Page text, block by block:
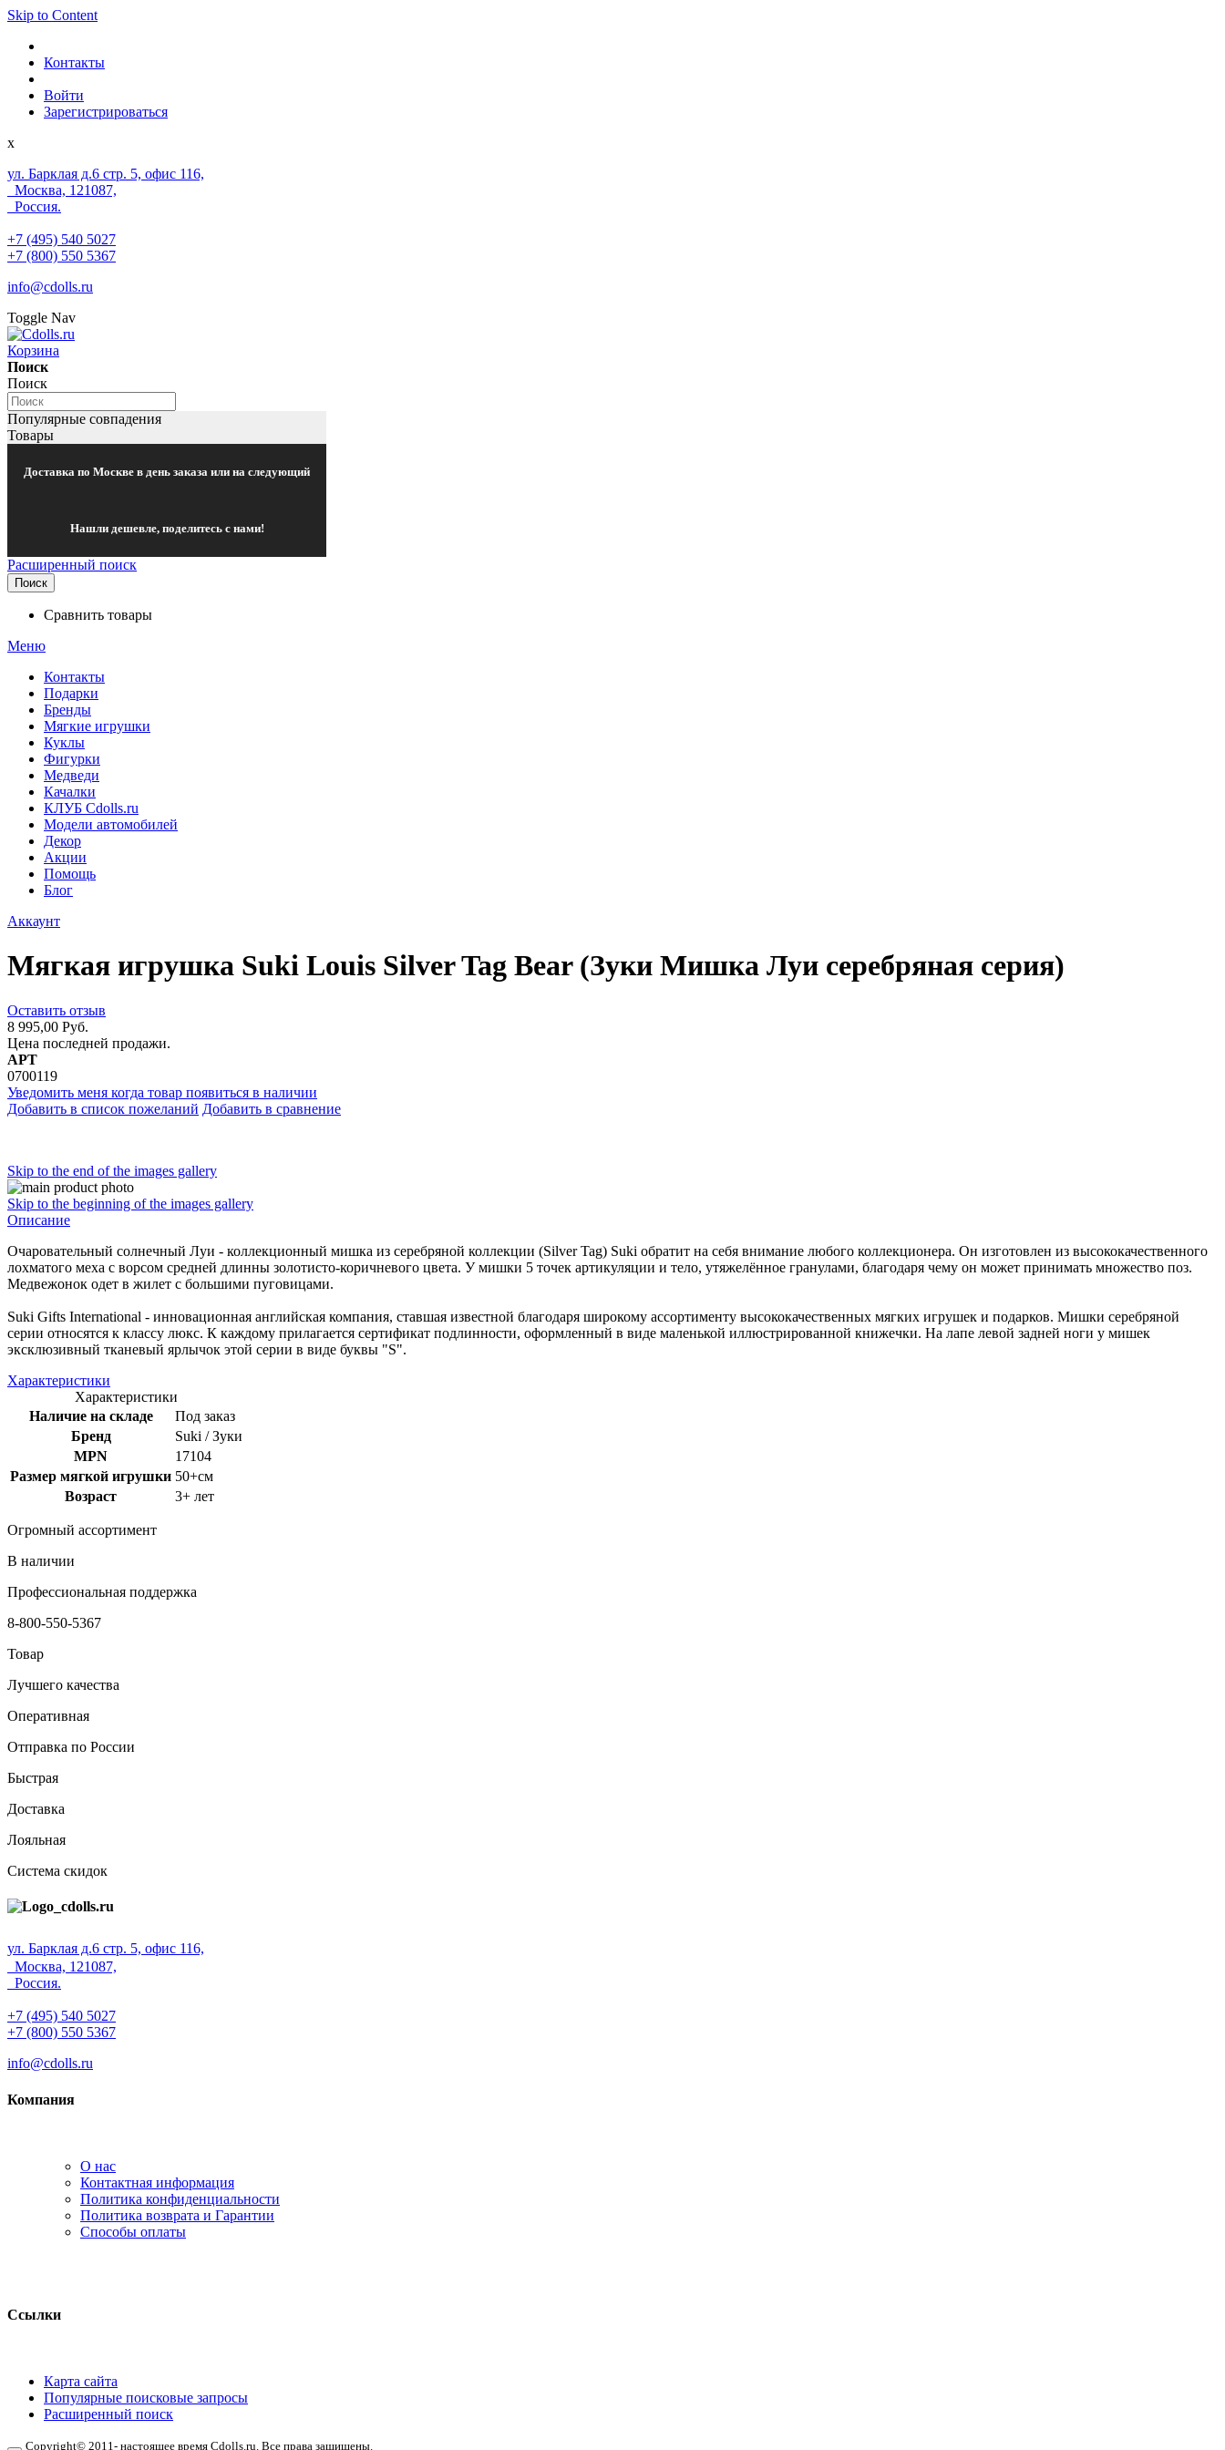
Skip to Content
Контакты
Войти
Зарегистрироваться
x
ул. Барклая д.6 стр. 5, офис 116,
Москва, 121087,
Россия.
+7 (495) 540 5027
+7 (800) 550 5367
info@cdolls.ru
Toggle Nav
Корзина
Поиск
Поиск
Популярные совпадения
Товары
Доставка по Москве в день заказа или на следующий
Нашли дешевле, поделитесь с нами!
Расширенный поиск
Поиск
Сравнить товары
Меню
Контакты
Подарки
Бренды
Мягкие игрушки
Куклы
Фигурки
Медведи
Качалки
КЛУБ Cdolls.ru
Модели автомобилей
Декор
Акции
Помощь
Блог
Аккаунт
Мягкая игрушка Suki Louis Silver Tag Bear (Зуки Мишка Луи серебряная серия)
Оставить отзыв
8 995,00 Руб.
Цена последней продажи.
АРТ
0700119
Уведомить меня когда товар появиться в наличии
Добавить в список пожеланий Добавить в сравнение
Skip to the end of the images gallery
Skip to the beginning of the images gallery
Описание
Очаровательный солнечный Луи - коллекционный мишка из серебряной коллекции (Silver Tag) Suki обратит на себя внимание любого коллекционера. Он изготовлен из высококачественного
лохматого меха с ворсом средней длинны золотисто-коричневого цвета. У мишки 5 точек артикуляции и тело, утяжелённое гранулами, благодаря чему он может принимать множество поз.
Медвежонок одет в жилет с большими пуговицами.
Suki Gifts International - инновационная английская компания, ставшая известной благодаря широкому ассортименту высококачественных мягких игрушек и подарков. Мишки серебряной
серии относятся к классу люкс. К каждому прилагается сертификат подлинности, оформленный в виде маленькой иллюстрированной книжечки. На лапе левой задней ноги у мишек
эксклюзивный тканевый ярлычок этой серии в виде буквы "S".
Характеристики
Характеристики
Наличие на складе
Под заказ
Бренд
Suki / Зуки
MPN
17104
Размер мягкой игрушки 50+см
Возраст
3+ лет
Огромный ассортимент
В наличии
Профессиональная поддержка
8-800-550-5367
Товар
Лучшего качества
Оперативная
Отправка по России
Быстрая
Доставка
Лояльная
Система скидок
ул. Барклая д.6 стр. 5, офис 116,
Москва, 121087,
Россия.
+7 (495) 540 5027
+7 (800) 550 5367
info@cdolls.ru
Компания
О нас
Контактная информация
Политика конфиденциальности
Политика возврата и Гарантии
Способы оплаты
Ссылки
Карта сайта
Популярные поисковые запросы
Расширенный поиск
Copyright© 2011- настоящее время Cdolls.ru. Все права защищены.